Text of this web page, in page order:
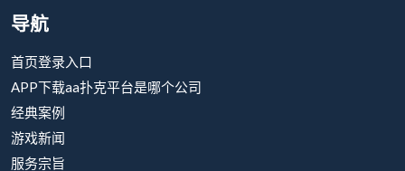
导航
首页登录入口
APP下载aa扑克平台是哪个公司
经典案例
游戏新闻
服务宗旨